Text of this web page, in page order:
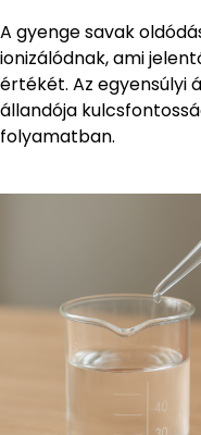
A gyenge savak
ionizálódnak, ami
értékét. Az egyensúlyi
állandója
folyamatban.